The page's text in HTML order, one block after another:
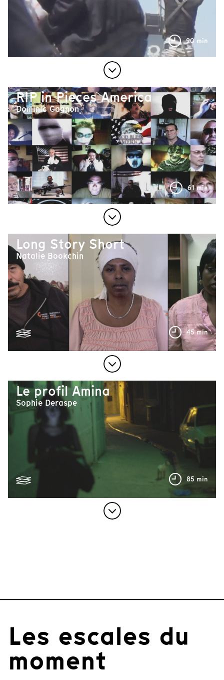
90 min
RIP in Pieces America
Dominic Gagnon
61 min
Long Story Short
Natalie Bookchin
45 min
Le profil Amina
Sophie Deraspe
85 min
Les escales du
moment